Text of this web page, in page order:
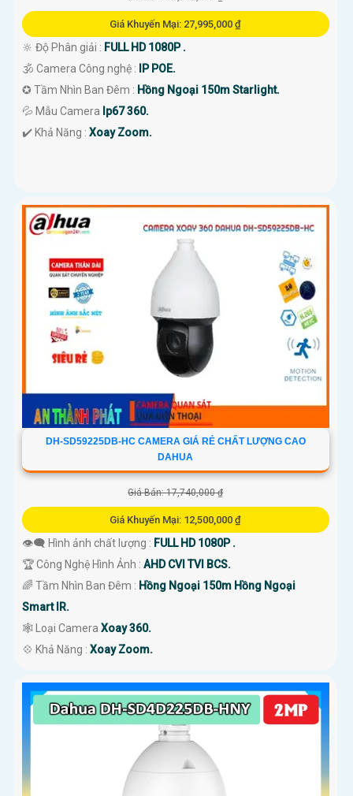
Giá Khuyến Mại: 27,995,000 ₫
🔆 Độ Phân giải : FULL HD 1080P .
🕉️ Camera Công nghệ :
IP POE.
✪ Tầm Nhìn Ban Đêm : Hồng Ngoại 150m Starlight.
💦 Mẫu Camera Ip67 360.
️✔️ Khả Năng : Xoay Zoom.
DH-SD59225DB-HC CAMERA GIÁ RẺ CHẤT LƯỢNG CAO
DAHUA
Giá Bán: 17,740,000 ₫
Giá Khuyến Mại: 12,500,000 ₫
👁️‍🗨 Hình ảnh chất lượng : FULL HD 1080P .
🏆 Công Nghệ Hình Ảnh : AHD CVI TVI BCS.
🌈 Tầm Nhìn Ban Đêm : Hồng Ngoại 150m Hồng Ngoại
Smart IR.
🕸️ Loại Camera Xoay 360.
️💠 Khả Năng : Xoay Zoom.